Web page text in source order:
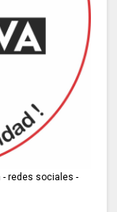
- redes sociales -